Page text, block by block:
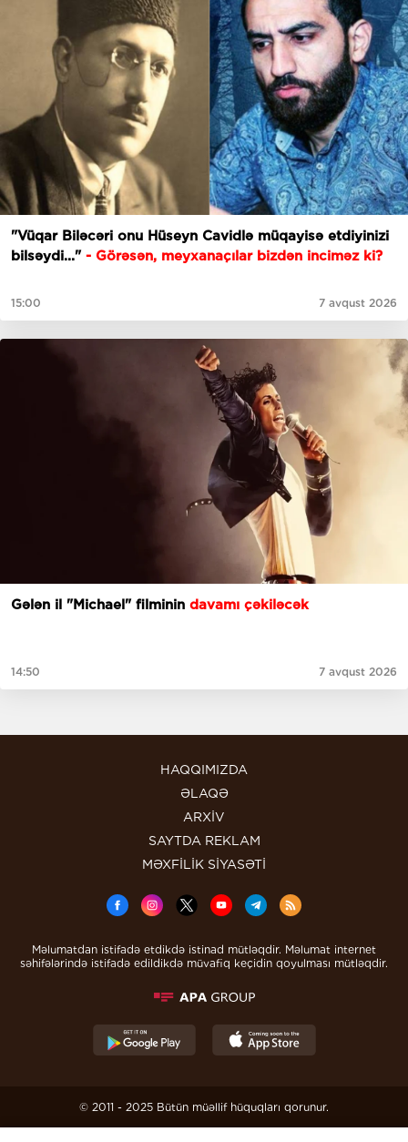
"Vüqar Biləcəri onu Hüseyn Cavidlə müqayisə etdiyinizi
bilsəydi..." - Görəsən, meyxanaçılar bizdən inciməz ki?
15:00 7 avqust 2026
Gələn il "Michael" filminin davamı çəkiləcək
14:50 7 avqust 2026
HAQQIMIZDA
ƏLAQƏ
ARXİV
SAYTDA REKLAM
MƏXFİLİK SİYASƏTİ
Məlumatdan istifadə etdikdə istinad mütləqdir. Məlumat internet
səhifələrində istifadə edildikdə müvafiq keçidin qoyulması mütləqdir.
© 2011 - 2025 Bütün müəllif hüquqları qorunur.